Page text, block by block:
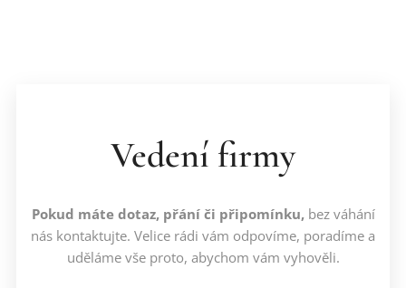
Vedení firmy
Pokud máte dotaz, přání či připomínku,bez váhání
nás kontaktujte. Velice rádi vám odpovíme, poradíme a
uděláme vše proto, abychom vám vyhověli.